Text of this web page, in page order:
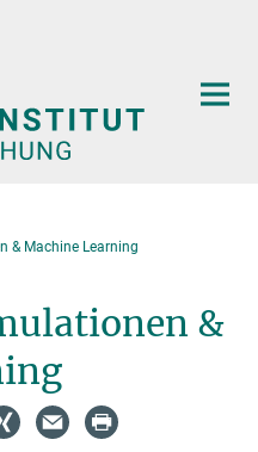
& Machine Learning
&